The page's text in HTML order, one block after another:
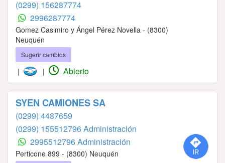
(0299) 156287774
2996287774
Gomez Casimiro y Ángel Pérez Novella - (8300)
Neuquén
Sugerir cambios
| | Abierto
SYEN CAMIONES SA
(0299) 4487659
(0299) 155512796 Administración
2995512796 Administración
Perticone 899 - (8300) Neuquén